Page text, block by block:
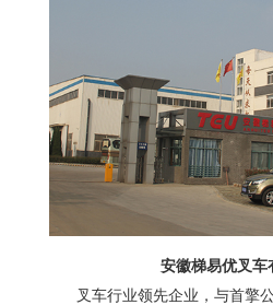
安徽梯易优叉车
叉车行业领先企业，与首擎